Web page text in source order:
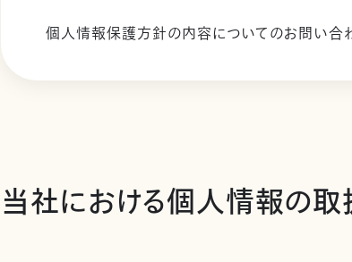
個人情報保護方針の内容についてのお問い合
当社における個人情報の